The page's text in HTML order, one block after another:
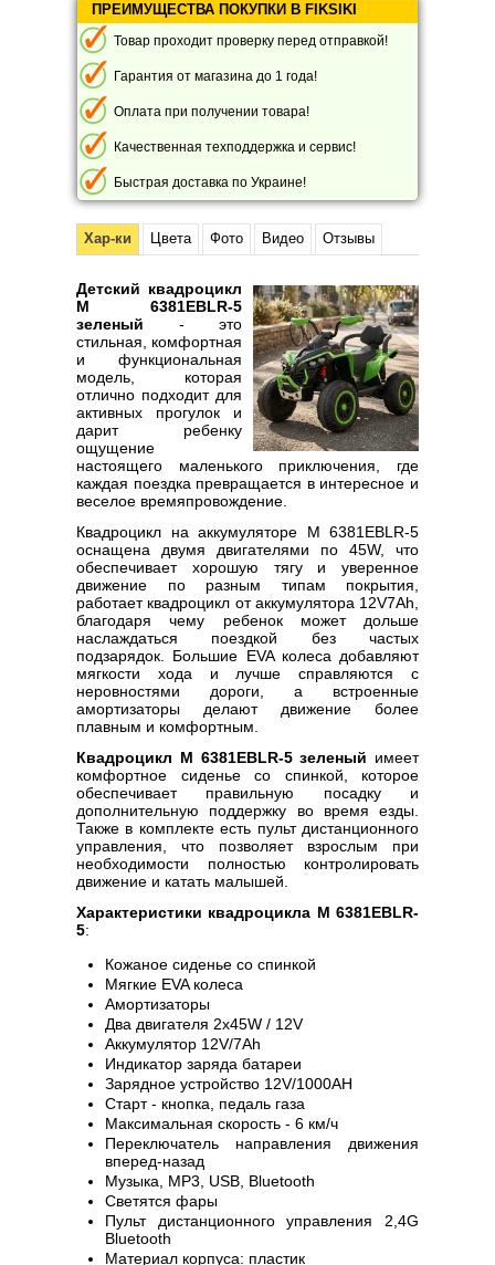
ПРЕИМУЩЕСТВА ПОКУПКИ В FIKSIKI
Товар проходит проверку перед отправкой!
Гарантия от магазина до 1 года!
Оплата при получении товара!
Качественная техподдержка и сервис!
Быстрая доставка по Украине!
Хар-ки Цвета Фото Видео Отзывы
Детский квадроцикл
M 6381EBLR-5
зеленый - это
стильная, комфортная
и функциональная
модель, которая
отлично подходит для
активных прогулок и
дарит ребенку
ощущение
настоящего маленького приключения, где
каждая поездка превращается в интересное и
веселое времяпровождение.
Квадроцикл на аккумуляторе M 6381EBLR-5
оснащена двумя двигателями по 45W, что
обеспечивает хорошую тягу и уверенное
движение по разным типам покрытия,
работает квадроцикл от аккумулятора 12V7Ah,
благодаря чему ребенок может дольше
наслаждаться поездкой без частых
подзарядок. Большие EVA колеса добавляют
мягкости хода и лучше справляются с
неровностями дороги, а встроенные
амортизаторы делают движение более
плавным и комфортным.
Квадроцикл M 6381EBLR-5 зеленый имеет
комфортное сиденье со спинкой, которое
обеспечивает правильную посадку и
дополнительную поддержку во время езды.
Также в комплекте есть пульт дистанционного
управления, что позволяет взрослым при
необходимости полностью контролировать
движение и катать малышей.
Характеристики квадроцикла M 6381EBLR-
5:
Кожаное сиденье со спинкой
Мягкие EVA колеса
Амортизаторы
Два двигателя 2х45W / 12V
Аккумулятор 12V/7Ah
Индикатор заряда батареи
Зарядное устройство 12V/1000AH
Старт - кнопка, педаль газа
Максимальная скорость - 6 км/ч
Переключатель направления движения
вперед-назад
Музыка, MP3, USB, Bluetooth
Светятся фары
Пульт дистанционного управления 2,4G
Bluetooth
Материал корпуса: пластик